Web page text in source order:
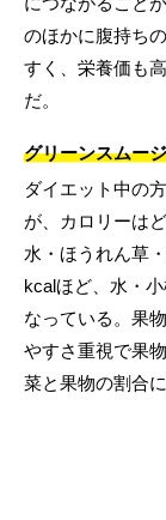
のほかに腹持ち
すく、栄養価も
だ。
グリーンスムー
ダイエット中の
が、カロリーは
水・ほうれん草
kcalほど、水・
なっている。果
やすさ重視で果
菜と果物の割合